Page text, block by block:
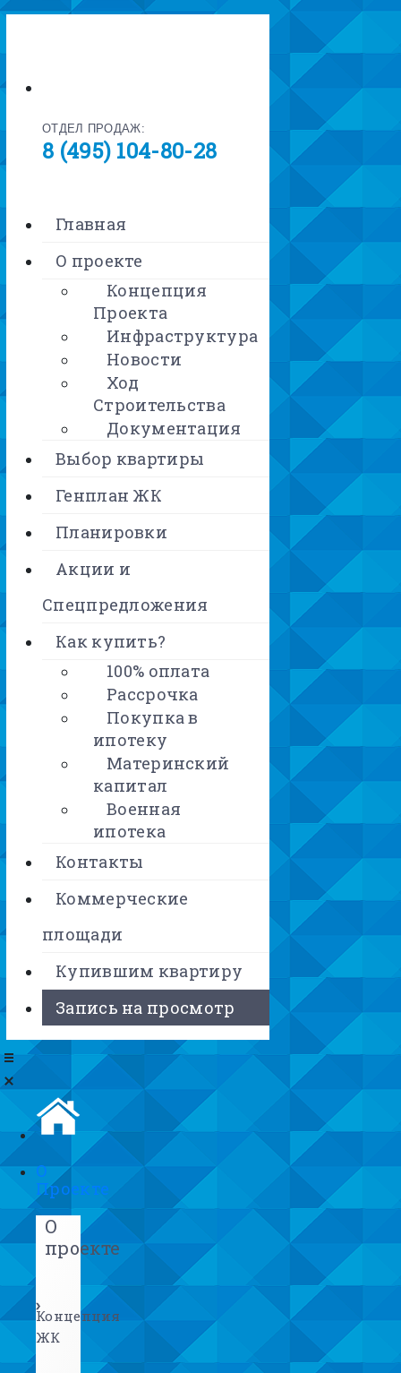
ОТДЕЛ ПРОДАЖ:
8 (495) 104-80-28
Главная
О проекте
Концепция
Проекта
Инфраструктура
Новости
Ход
Строительства
Документация
Выбор квартиры
Генплан ЖК
Планировки
Акции и
Спецпредложения
Как купить?
100% оплата
Рассрочка
Покупка в
ипотеку
Материнский
капитал
Военная
ипотека
Контакты
Коммерческие
площади
Купившим квартиру
Запись на просмотр
О
Проекте
О
проекте
Концепция
ЖК